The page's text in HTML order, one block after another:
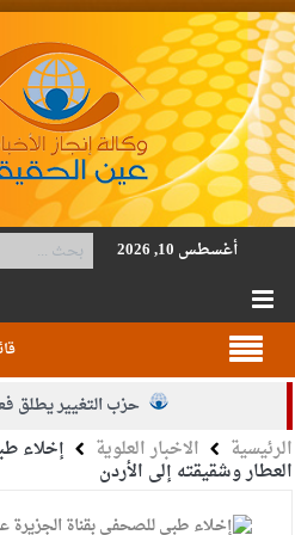
أغسطس 10, 2026
حزب التغيير يطلق
الجيش يفتح باب التجنيد
الرئيسية الاخبار العلوية إخلاء
العطار وشقيقته إلى الأردن